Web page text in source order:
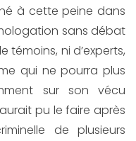
à cette peine dans
sans débat
ni d’experts,
qui ne pourra plus
sur son vécu
pu le faire après
de plusieurs